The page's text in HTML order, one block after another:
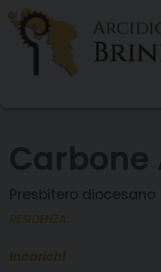
Skip
content
Presbitero diocesano
RESIDENZA:
Incarichi